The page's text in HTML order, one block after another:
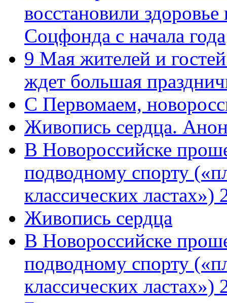
восстановили
Соцфонда с начала года
9 Мая жителей и
ждет большая
C Первомаем,
Живопись сердца.
В Новороссийске
подводному спорту
классических
Живопись сердца
В Новороссийске
подводному спорту
классических ластах»)